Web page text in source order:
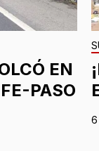
EN
PASO